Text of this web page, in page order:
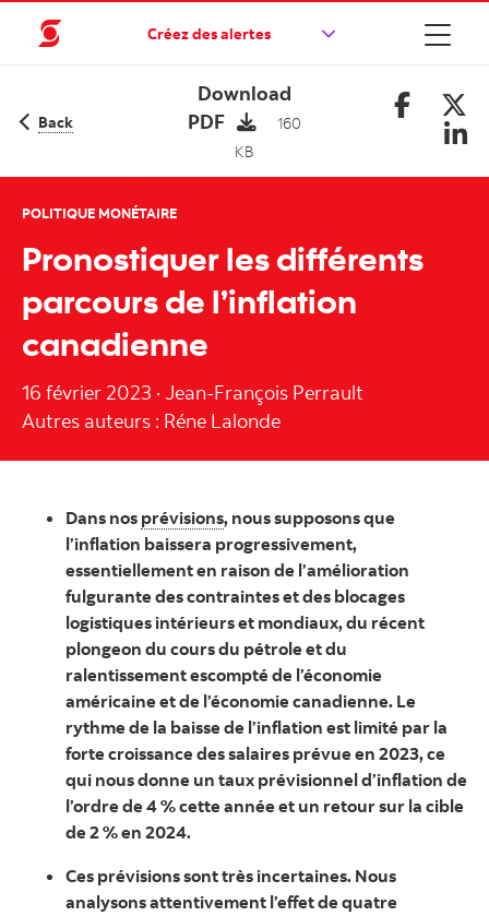
Créez des alertes
Back
Download
PDF
160
KB
POLITIQUE MONÉTAIRE
Pronostiquer les différents
parcours de l’inflation
canadienne
16 février 2023 · Jean-François Perrault
Autres auteurs : Réne Lalonde
Dans nos prévisions, nous supposons que
l’inflation baissera progressivement,
essentiellement en raison de l’amélioration
fulgurante des contraintes et des blocages
logistiques intérieurs et mondiaux, du récent
plongeon du cours du pétrole et du
ralentissement escompté de l’économie
américaine et de l’économie canadienne. Le
rythme de la baisse de l’inflation est limité par la
forte croissance des salaires prévue en 2023, ce
qui nous donne un taux prévisionnel d’inflation de
l’ordre de 4 % cette année et un retour sur la cible
de 2 % en 2024.
Ces prévisions sont très incertaines. Nous
analysons attentivement l’effet de quatre